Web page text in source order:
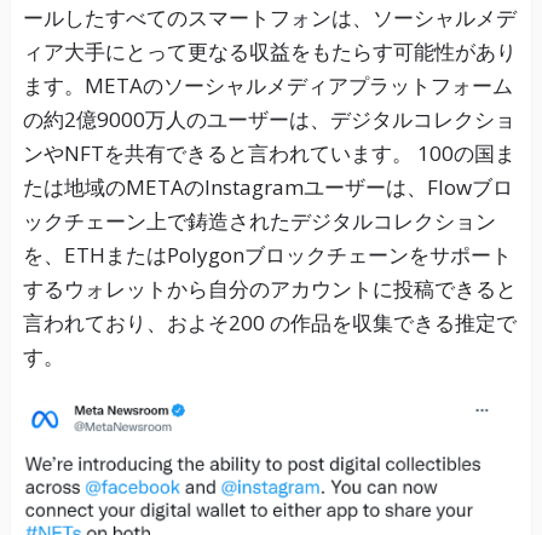
ールしたすべてのスマートフォンは、ソーシャルメデ
ィア大手にとって更なる収益をもたらす可能性があり
ます。METAのソーシャルメディアプラットフォーム
の約2億9000万人のユーザーは、デジタルコレクショ
ンやNFTを共有できると言われています。 100の国ま
たは地域のMETAのInstagramユーザーは、Flowブロ
ックチェーン上で鋳造されたデジタルコレクション
を、ETHまたはPolygonブロックチェーンをサポート
するウォレットから自分のアカウントに投稿できると
言われており、およそ200 の作品を収集できる推定で
す。